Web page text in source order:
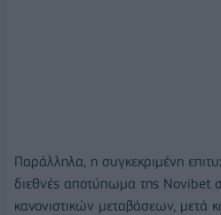
Παράλληλα, η συγκεκριμένη
διεθνές αποτύπωμα της Novibet
κανονιστικών μεταβάσεων, μετά